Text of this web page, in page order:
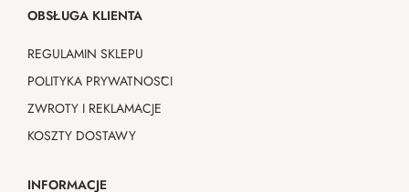
OBSŁUGA KLIENTA
REGULAMIN SKLEPU
POLITYKA PRYWATNOŚCI
ZWROTY I REKLAMACJE
KOSZTY DOSTAWY
INFORMACJE